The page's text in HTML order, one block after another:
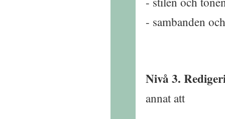
sambanden
Nivå 3.
annat att